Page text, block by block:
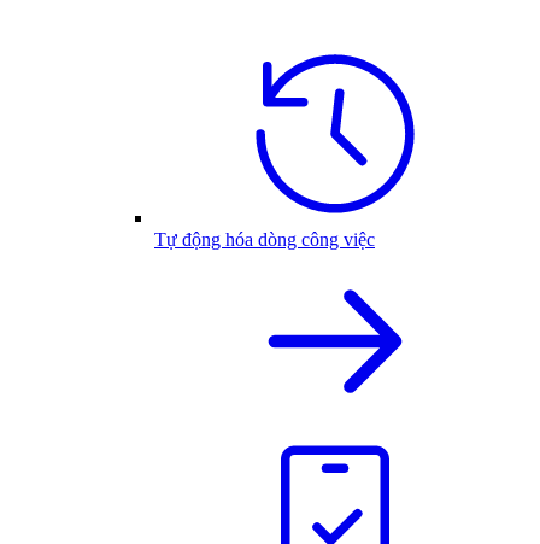
Tự động hóa dòng công việc